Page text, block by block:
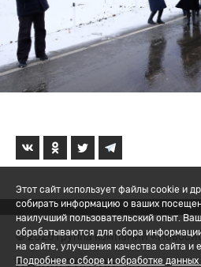
© 2026 Группа компаний
Этот сайт использует файлы cookie и
собирать информацию о ваших
наилучший пользовательский опыт.
обрабатываются для сбора
на сайте, улучшения качества сайта и
Подробнее о сборе и обработке